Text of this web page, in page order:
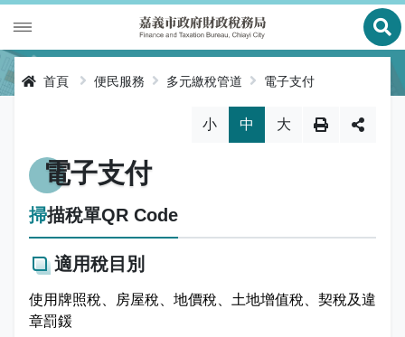
展
財金及菸酒管理
房屋稅
土地增值稅
印花稅
線上申辦
申辦進度查詢及補件
預約服務
便民服務
節稅健檢
交流園地
公告資訊
活動訊息
全功能櫃臺服務專區
關於我們
首頁 便民服務 多元繳稅管道 電子支付
小 中 大
電子支付
掃描稅單QR Code
適用稅目別
使用牌照稅、房屋稅、地價稅、土地增值稅、契稅及違
章罰鍰